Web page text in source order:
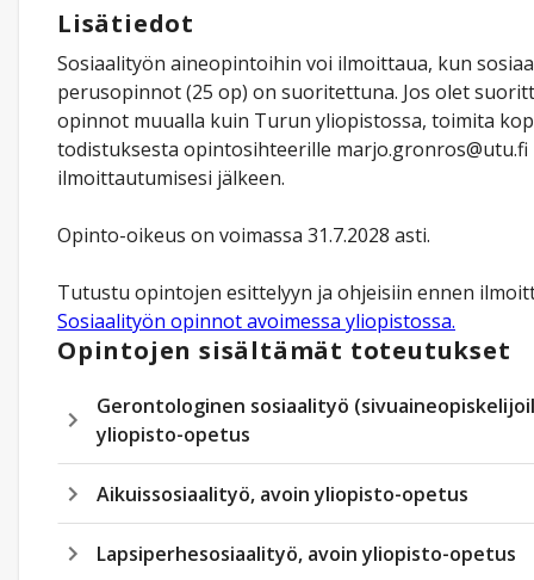
Lisätiedot
Sosiaalityön aineopintoihin voi ilmoittaua, kun
perusopinnot (25 op) on suoritettuna. Jos olet
opinnot muualla kuin Turun yliopistossa, toimita
todistuksesta opintosihteerille marjo.gronros@utu.fi
ilmoittautumisesi jälkeen.
Opinto-oikeus on voimassa 31.7.2028 asti.
Tutustu opintojen esittelyyn ja ohjeisiin ennen
Sosiaalityön opinnot avoimessa yliopistossa.
Opintojen sisältämät toteutukset
Gerontologinen sosiaalityö
yliopisto-opetus
Aikuissosiaalityö, avoin yliopisto-opetus
Lapsiperhesosiaalityö, avoin yliopisto-opetus